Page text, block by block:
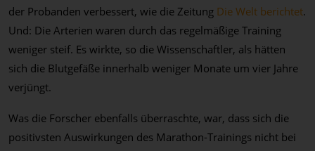
der Probanden verbessert, wie die Zeitung Die Welt berichtet.
Und: Die Arterien waren durch das regelmäßige Training
weniger steif. Es wirkte, so die Wissenschaftler, als hätten
sich die Blutgefäße innerhalb weniger Monate um vier Jahre
verjüngt.
Was die Forscher ebenfalls überraschte, war, dass sich die
positivsten Auswirkungen des Marathon-Trainings nicht bei